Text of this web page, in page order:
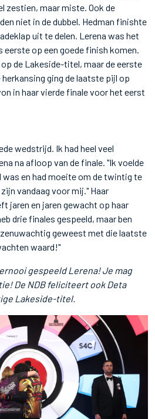
zestien, maar miste. Ook de
niet in de dubbel. Hedman finishte
uit te delen. Lerena was het
eerste op een goede finish komen.
op de Lakeside-titel, maar de eerste
ging de laatste pijl op
in haar vierde finale voor het eerst
wedstrijd. Ik had heel veel
na afloop van de finale. "Ik voelde
en had moeite om de twintig te
vandaag voor mij." Haar
jaren en jaren gewacht op haar
drie finales gespeeld, maar ben
geweest met die laatste
waard!"
gespeeld Lerena! Je mag
De NDB feliciteert ook Deta
Lakeside-titel.